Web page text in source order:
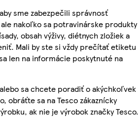
sme zabezpečili správnosť
nakoľko sa potravinárske produkty
obsah výživy, diétnych zložiek a
Mali by ste si vždy prečítať etiketu
len na informácie poskytnuté na
sa chcete poradiť o akýchkoľvek
obráťte sa na Tesco zákaznícky
ak nie je výrobok značky Tesco.